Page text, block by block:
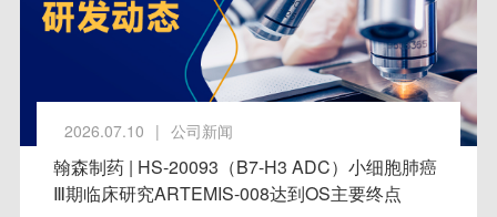
2026.07.10 | 公司新闻
翰森制药 | HS-20093（B7-H3 ADC）小细胞肺癌
Ⅲ期临床研究ARTEMIS-008达到OS主要终点